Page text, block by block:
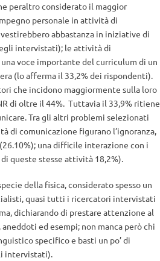
peraltro considerato il maggior
personale in attività di
abbastanza in iniziative di
intervistati); le attività di
voce importante del curriculum di un
(lo afferma il 33,2% dei rispondenti).
che incidono maggiormente sulla loro
di oltre il 44%. Tuttavia il 33,9% ritiene
Tra gli altri problemi selezionati
comunicazione figurano l’ignoranza,
una difficile interazione con i
queste stesse attività 18,2%).
della fisica, considerato spesso un
quasi tutti i ricercatori intervistati
dichiarando di prestare attenzione al
ed esempi; non manca però chi
specifico e basti un po’ di
intervistati).